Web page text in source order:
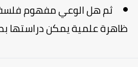
ثم هل الوعي مفهوم
ظاهرة علمية يمكن دراستها